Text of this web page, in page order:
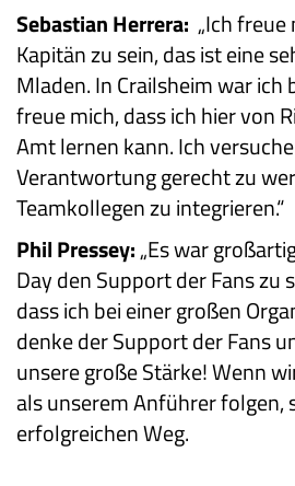
Sebastian Herrera: „Ich
Kapitän zu sein, das ist eine
Mladen. In Crailsheim war ich
freue mich, dass ich hier von
Amt lernen kann. Ich
Verantwortung gerecht zu
Teamkollegen zu integrieren.“
Phil Pressey:„Es war
Day den Support der Fans zu
dass ich bei einer großen
denke der Support der Fans
unsere große Stärke! Wenn
als unserem Anführer folgen,
erfolgreichen Weg.